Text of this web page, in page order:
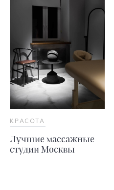
КРАСОТА
Лучшие массажные
студии Москвы